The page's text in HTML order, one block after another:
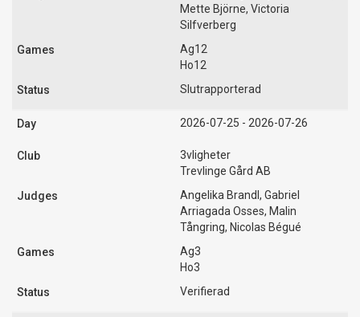
Mette Björne, Victoria
Silfverberg
Ag12
Ho12
Slutrapporterad
2026-07-25 - 2026-07-26
3vligheter
Trevlinge Gård AB
Angelika Brandl, Gabriel
Arriagada Osses, Malin
Tångring, Nicolas Bégué
Ag3
Ho3
Verifierad